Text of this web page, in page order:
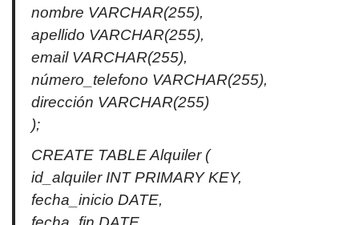
nombre VARCHAR(255),
apellido VARCHAR(255),
email VARCHAR(255),
número_telefono VARCHAR(255),
dirección VARCHAR(255)
);
CREATE TABLE Alquiler (
id_alquiler INT PRIMARY KEY,
fecha_inicio DATE,